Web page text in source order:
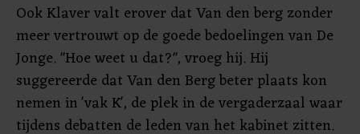
Ook Klaver valt erover dat Van den berg zonder
meer vertrouwt op de goede bedoelingen van De
Jonge. "Hoe weet u dat?", vroeg hij. Hij
suggereerde dat Van den Berg beter plaats kon
nemen in 'vak K', de plek in de vergaderzaal waar
tijdens debatten de leden van het kabinet zitten.